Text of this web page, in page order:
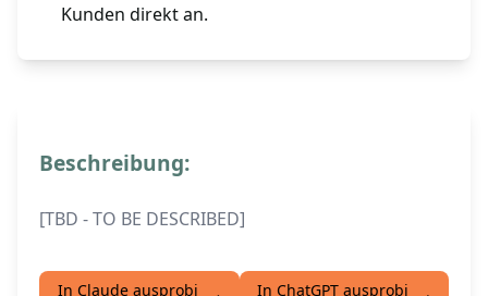
Kunden direkt an.
Beschreibung:
[TBD - TO BE DESCRIBED]
In Claude ausprobi In ChatGPT ausprobi